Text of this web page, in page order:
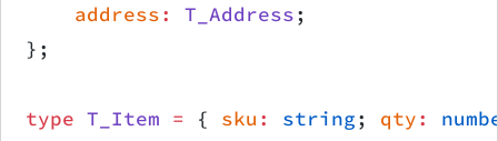
    address
: T_Address;
};
type T_Item = { sku : string; qty: